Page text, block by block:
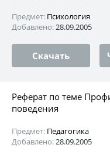
Предмет: Психология
Добавлено:28.09.2005
Скачать
Реферат по теме
поведения
Предмет: Педагогика
Добавлено:28.09.2005